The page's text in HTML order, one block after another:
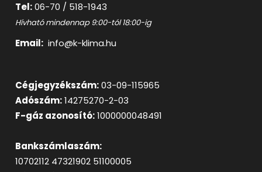
Tel:06-70 / 518-1943
Hívható mindennap 9:00-tól 18:00-ig
Email: info@k-klima.hu
Cégjegyzékszám:03-09-115965
Adószám:14275270-2-03
F-gáz azonosító:1000000048491
Bankszámlaszám:
10702112 47321902 51100005